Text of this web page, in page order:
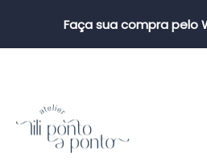
Faça sua compra pelo